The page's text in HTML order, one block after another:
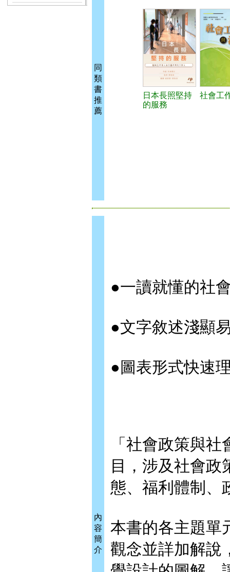
同
類
書
推
薦
日本長照堅持
的服務
社會工
內
容
簡
介
●一讀就懂的社
●文字敘述淺顯
●圖表形式快速
「社會政策與
目，涉及社會政
態、福利體制、
本書的各主題單
觀念並詳加解說